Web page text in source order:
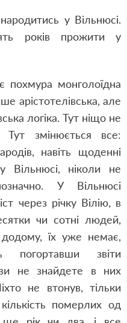
у Вільнюсі.
років прожити у
похмура монголоїдна
арістотелівська, але
логіка. Тут ніщо не
змінюється все:
навіть щоденні
Вільнюсі, ніколи не
У Вільнюсі
через річку Вілію, в
чи сотні людей,
їх уже немає,
погортавши звіти
ви не знайдете в них
не втонув, тільки
померлих од